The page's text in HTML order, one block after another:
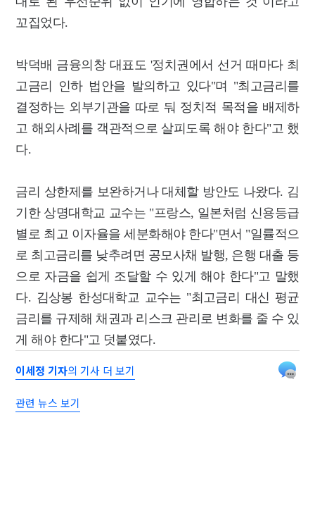
꼬집었다.
박덕배 금융의창 대표도 '정치권에서 선거 때마다 최
고금리 인하 법안을 발의하고 있다"며 "최고금리를
결정하는 외부기관을 따로 둬 정치적 목적을 배제하
고 해외사례를 객관적으로 살피도록 해야 한다"고 했
다.
금리 상한제를 보완하거나 대체할 방안도 나왔다. 김
기한 상명대학교 교수는 "프랑스, 일본처럼 신용등급
별로 최고 이자율을 세분화해야 한다"면서 "일률적으
로 최고금리를 낮추려면 공모사채 발행, 은행 대출 등
으로 자금을 쉽게 조달할 수 있게 해야 한다"고 말했
다. 김상봉 한성대학교 교수는 "최고금리 대신 평균
금리를 규제해 채권과 리스크 관리로 변화를 줄 수 있
게 해야 한다"고 덧붙였다.
이세정 기자의 기사 더 보기
관련 뉴스 보기